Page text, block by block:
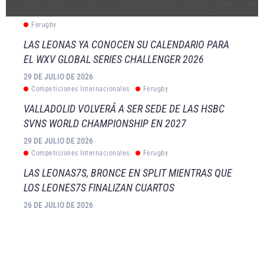
Ferugby
LAS LEONAS YA CONOCEN SU CALENDARIO PARA
EL WXV GLOBAL SERIES CHALLENGER 2026
29 DE JULIO DE 2026
Competiciones Internacionales Ferugby
VALLADOLID VOLVERÁ A SER SEDE DE LAS HSBC
SVNS WORLD CHAMPIONSHIP EN 2027
29 DE JULIO DE 2026
Competiciones Internacionales Ferugby
LAS LEONAS7S, BRONCE EN SPLIT MIENTRAS QUE
LOS LEONES7S FINALIZAN CUARTOS
26 DE JULIO DE 2026